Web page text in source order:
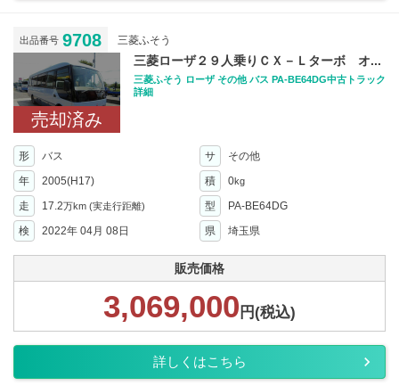
出品番号 9708 三菱ふそう
売却済み
三菱ローザ２９人乗りＣＸ－Ｌターボ オ...
三菱ふそう ローザ その他 バス PA-BE64DG中古トラック
詳細
形 バス サ
その他
年
2005(H17) 積 0kg
走 17.2万km (実走行距離) 型
PA-BE64DG
検
2022年 04月 08日 県 埼玉県
販売価格
3,069,000 円(税込)
詳しくはこちら